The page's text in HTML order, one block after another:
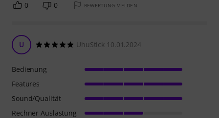
0 0 BEWERTUNG MELDEN
U UhuStick 10.01.2024
Bedienung
Features
Sound/Qualität
Rechner Auslastung